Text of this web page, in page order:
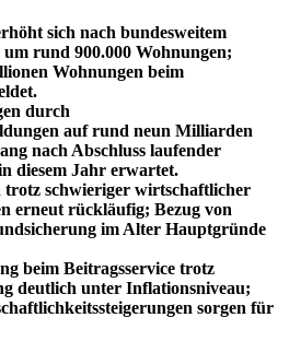
sich nach bundesweitem
rund 900.000 Wohnungen;
Wohnungen beim
durch
auf rund neun Milliarden
nach Abschluss laufender
diesem Jahr erwartet.
trotz schwieriger wirtschaftlicher
erneut rückläufig; Bezug von
im Alter Hauptgründe
beim Beitragsservice trotz
deutlich unter Inflationsniveau;
sorgen für